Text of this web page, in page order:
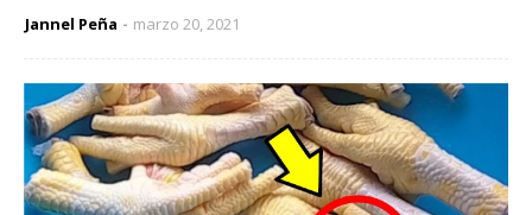
Jannel Peña marzo 20, 2021